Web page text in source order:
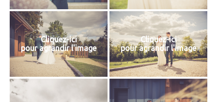
Cliquez-ici
pour agrandir l'image
Cliquez-ici
pour agrandir l'image